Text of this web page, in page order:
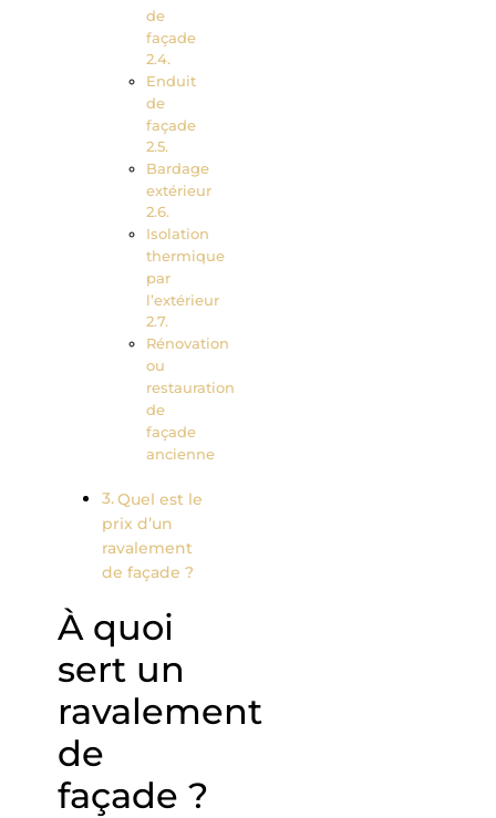
de
façade
Enduit
de
façade
Bardage
extérieur
Isolation
thermique
par
l’extérieur
Rénovation
ou
restauration
de
façade
ancienne
Quel est le
prix d’un
ravalement
de façade ?
À quoi
sert un
ravalement
de
façade ?